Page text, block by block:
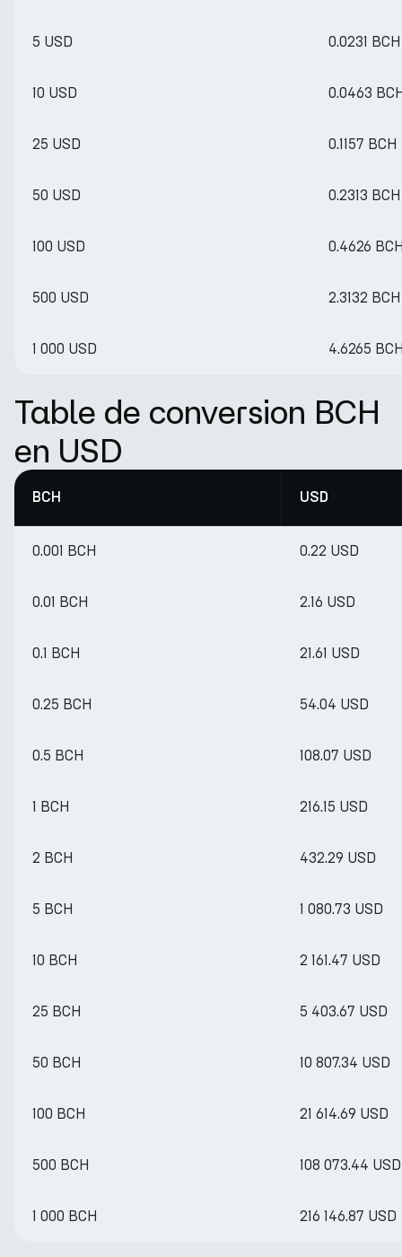
5 USD 0.0231 BCH
10 USD 0.0463
25 USD 0.1157 BCH
50 USD 0.2313 BCH
100 USD 0.4626
500 USD 2.3132 BCH
1 000 USD 4.6265
Table de conversion BCH
en USD
BCH USD
0.001 BCH 0.22 USD
0.01 BCH 2.16 USD
0.1 BCH 21.61 USD
0.25 BCH 54.04 USD
0.5 BCH 108.07 USD
1 BCH 216.15 USD
2 BCH 432.29 USD
5 BCH 1 080.73 USD
10 BCH 2 161.47 USD
25 BCH 5 403.67 USD
50 BCH 10 807.34 USD
100 BCH 21 614.69 USD
500 BCH 108 073.44 USD
1 000 BCH 216 146.87 USD